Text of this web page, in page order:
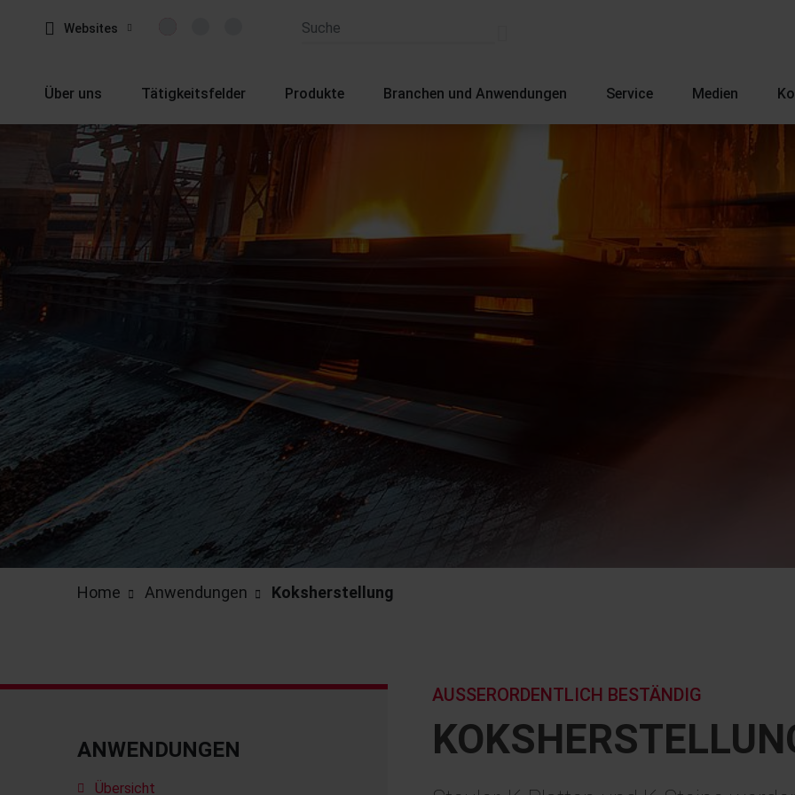
Websites
Über uns Tätigkeitsfelder Produkte Branchen und Anwendungen Service Medien
Home Anwendungen Koksherstellung
ANWENDUNGEN
Übersicht
AUSSERORDENTLICH BESTÄNDIG